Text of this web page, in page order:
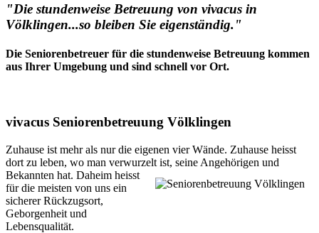
"Die stundenweise Betreuung von vivacus in
Völklingen...so bleiben Sie eigenständig."
Die Seniorenbetreuer für die stundenweise Betreuung kommen
aus Ihrer Umgebung und sind schnell vor Ort.
vivacus Seniorenbetreuung Völklingen
Zuhause ist mehr als nur die eigenen vier Wände. Zuhause heisst
dort zu leben, wo man verwurzelt ist, seine Angehörigen und
Bekannten hat. Daheim heisst
für die meisten von uns ein
sicherer Rückzugsort,
Geborgenheit und
Lebensqualität.